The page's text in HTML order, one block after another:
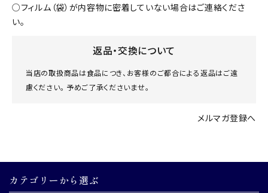
○フィルム（袋）が内容物に密着していない場合はご連絡くださ
い。
返品・交換について
当店の取扱商品は食品につき、お客様のご都合による返品はご遠
慮ください。 予めご了承くださいませ。
メルマガ登録へ
カテゴリーから選ぶ